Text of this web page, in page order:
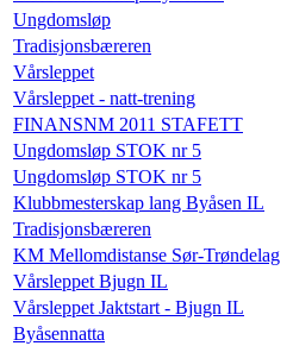
Ungdomsløp
Tradisjonsbæreren
Vårsleppet
Vårsleppet - natt-trening
FINANSNM 2011 STAFETT
Ungdomsløp STOK nr 5
Ungdomsløp STOK nr 5
Klubbmesterskap lang Byåsen IL
Tradisjonsbæreren
KM Mellomdistanse Sør-Trøndelag
Vårsleppet Bjugn IL
Vårsleppet Jaktstart - Bjugn IL
Byåsennatta